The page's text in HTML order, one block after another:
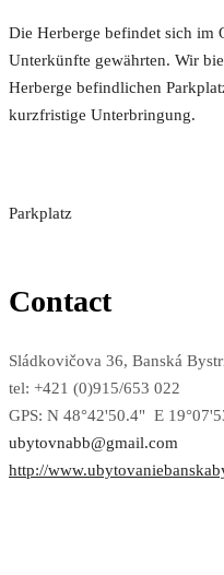
Die Herberge befindet sich im
Unterkünfte gewährten. Wir
Herberge befindlichen
kurzfristige Unterbringung.
Parkplatz
Contact
Sládkovičova 36, Banská
tel: +421 (0)915/653 022
GPS: N 48°42'50.4" E
ubytovnabb@gmail.com
http://